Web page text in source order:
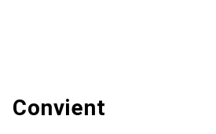
Convient